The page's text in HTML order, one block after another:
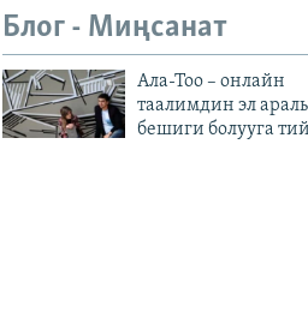
Блог - Миңсанат
Ала-Тоо – онлайн
таалимдин эл
бешиги болууга